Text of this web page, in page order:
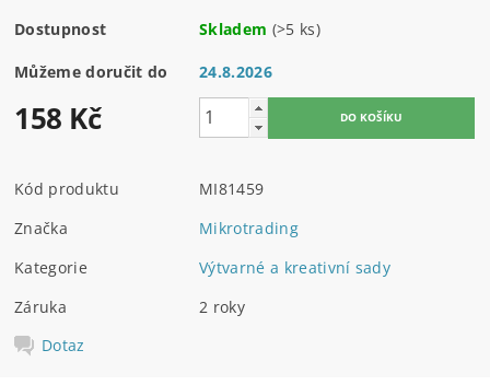
Dostupnost Skladem (>5 ks)
Můžeme doručit do 24.8.2026
158 Kč
Kód produktu
MI81459
Značka
Mikrotrading
Kategorie
Výtvarné a kreativní sady
Záruka
2 roky
Dotaz